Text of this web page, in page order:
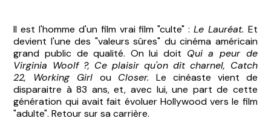
Il est l'homme d'un film vrai film "culte" : Le Lauréat. Et
devient l'une des "valeurs sûres" du cinéma américain
grand public de qualité. On lui doit Qui a peur de
Virginia Woolf ?, Ce plaisir qu'on dit charnel, Catch
22, Working Girlou Closer. Le cinéaste vient de
disparaitre à 83 ans, et, avec lui, une part de cette
génération qui avait fait évoluer Hollywood vers le film
"adulte". Retour sur sa carrière.